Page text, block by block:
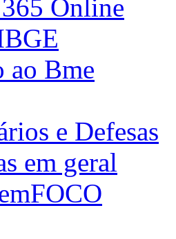
Online
ao Bme
e Defesas
em geral